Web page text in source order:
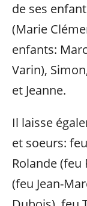
de ses
(Marie
enfants:
Varin),
et Jeanne.
Il laisse
et soeurs:
Rolande (feu
(feu Jean-